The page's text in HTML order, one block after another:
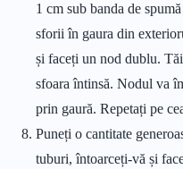
1 cm sub banda de
sforii în gaura din
și faceți un nod dublu.
sfoara întinsă. Nodul va
prin gaură. Repetați pe
Puneți o cantitate
tuburi, întoarceți-vă și